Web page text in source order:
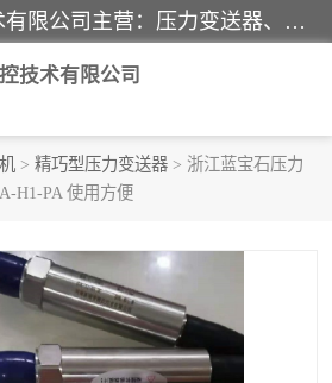
河南新瑞普测控技术有限公司主营：压力变送器、液位变送器、差压变送器、雷达料位计、电容物位计、温度显示控制仪表、电量变送器、流量计、工业自动化系统成套设备。
技术有限公司
> 精巧型压力变送器 > 浙江蓝宝石压力
H1-PA 使用方便
CS系列变送器
精巧型压力变送器
雷达料位计